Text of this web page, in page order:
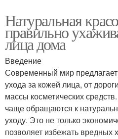
Натуральная
правильно
лица дома
Введение
Современный мир
ухода за кожей лица, от
массы косметических
чаще обращаются к
уходу. Это не только
позволяет избежать вредных